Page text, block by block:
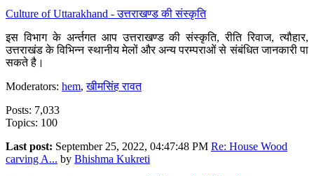
Culture of Uttarakhand - उत्तराखण्ड की संस्कृति
इस विभाग के अर्न्तगत आप उत्तराखण्ड की संस्कृति, रीति रिवाज, त्यौहार,
उत्तराखंड के विभिन्न स्थानीय मेलों और अन्य परम्पराओं से संबंधित जानकारी पा
सकते है।
Moderators: hem,खीमसिंह रावत
Posts: 7,033
Topics: 100
Last post: September 25, 2022, 04:47:48 PM Re: House Wood
carving A... by Bhishma Kukreti